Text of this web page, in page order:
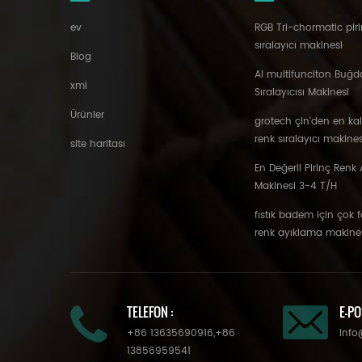
ev
Blog
xml
Ürünler
site haritası
RGB Tri-chormatic
sıralayıcı makinesi
AI multifunciton
Sıralayıcısı Makinesi
grotech çin'den en
renk sıralayıcı
En Değerli Pirinç Renk
Makinesi 3-4 T/H
fıstık badem için çok
renk ayıklama
TELEFON :
+86 13635690916,+86
13856959541
E-